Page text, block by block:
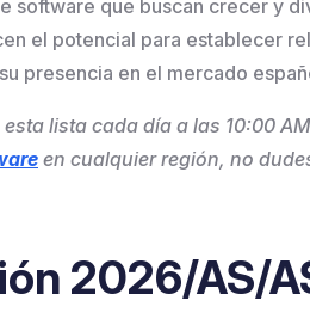
software que buscan crecer y
el potencial para establecer
presencia en el mercado
lista cada día a las 10:00
en cualquier región, no
2026/AS/